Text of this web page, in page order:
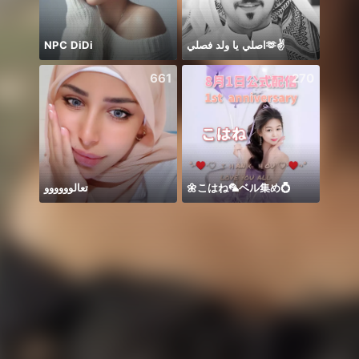
NPC DiDi اصلي يا ولد فصلي🫶✌️
661
تعالوووووو
270
🌼こはね‪‪‪🦜‬ベル集め💍